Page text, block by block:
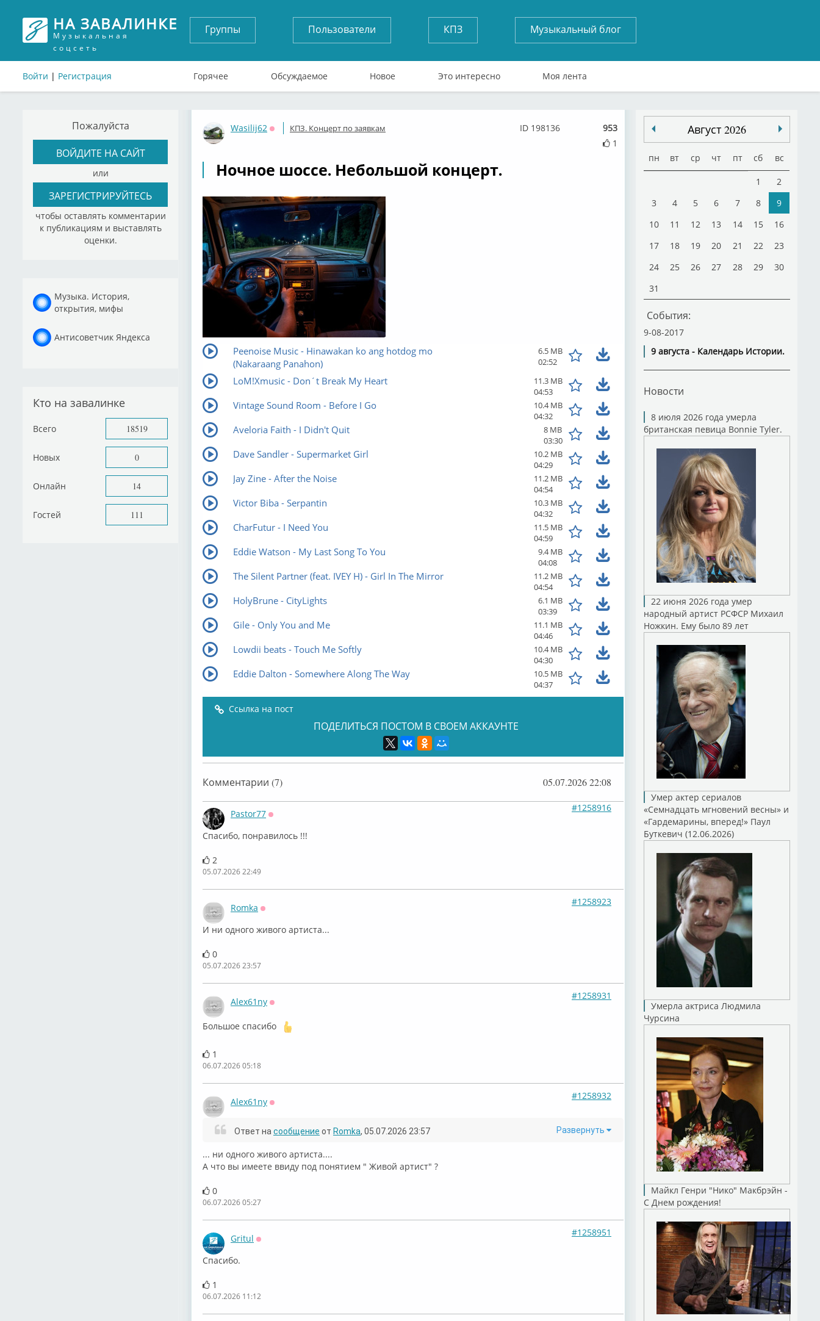
НА ЗАВАЛИНКЕ
Музыкальная
соцсеть
Войти | Регистрация
Группы Пользователи КПЗ Музыкальный блог
Горячее Обсуждаемое Новое Это интересно Моя лента
Пожалуйста
ВОЙДИТЕ НА САЙТ
или
ЗАРЕГИСТРИРУЙТЕСЬ
чтобы оставлять комментарии
к публикациям и выставлять
оценки.
Музыка. История,
открытия, мифы
Антисоветчик Яндекса
Кто на завалинке
Всего 18519
Новых 0
Онлайн 14
Гостей 111
Wasilij62
Оффлайн
КПЗ. Концерт по заявкам
953
1
ID 198136
Ночное шоссе. Небольшой концерт.
Peenoise Music - Hinawakan ko ang hotdog mo
(Nakaraang Panahon)
6.5 MB
02:52
LoM!Xmusic - Don´t Break My Heart
11.3 MB
04:53
Vintage Sound Room - Before I Go
10.4 MB
04:32
Aveloria Faith - I Didn't Quit
8 MB
03:30
Dave Sandler - Supermarket Girl
10.2 MB
04:29
Jay Zine - After the Noise
11.2 MB
04:54
Victor Biba - Serpantin
10.3 MB
04:32
CharFutur - I Need You
11.5 MB
04:59
Eddie Watson - My Last Song To You
9.4 MB
04:08
The Silent Partner (feat. IVEY H) - Girl In The Mirror
11.2 MB
04:54
HolyBrune - CityLights
6.1 MB
03:39
Gile - Only You and Me
11.1 MB
04:46
Lowdii beats - Touch Me Softly
10.4 MB
04:30
Eddie Dalton - Somewhere Along The Way
10.5 MB
04:37
Ссылка на пост
ПОДЕЛИТЬСЯ ПОСТОМ В СВОЕМ АККАУНТЕ
Комментарии (7) 05.07.2026 22:08
Pastor77
#1258916
Спасибо, понравилось !!!
2
05.07.2026 22:49
Romka
#1258923
И ни одного живого артиста...
0
05.07.2026 23:57
Alex61ny
#1258931
Большое спасибо
1
06.07.2026 05:18
Alex61ny
#1258932
Развернуть
Ответ на сообщение от Romka, 05.07.2026 23:57
... ни одного живого артиста....
А что вы имеете ввиду под понятием " Живой артист" ?
0
06.07.2026 05:27
Gritul
#1258951
Спасибо.
1
06.07.2026 11:12
Август 2026
пн вт ср чт пт сб вс
1
2
3
4 5 6 7 8
9
10
11 12 13 14 15
16
17
18 19 20 21 22
23
24
25 26 27 28 29
30
31
События:
9-08-2017
9 августа - Календарь Истории.
Новости
8 июля 2026 года умерла
британская певица Bonnie Tyler.
22 июня 2026 года умер
народный артист РСФСР Михаил
Ножкин. Ему было 89 лет
Умер актер сериалов
«Семнадцать мгновений весны» и
«Гардемарины, вперед!» Паул
Буткевич (12.06.2026)
Умерла актриса Людмила
Чурсина
Майкл Генри "Нико" Макбрэйн -
С Днем рождения!